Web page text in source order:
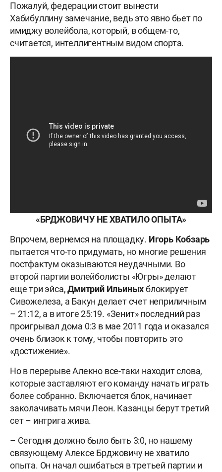
Пожалуй, федерации стоит вынести
Хабибуллину замечание, ведь это явно бьет по
имиджу волейбола, который, в общем-то,
считается, интеллигентным видом спорта.
«БРДЖОВИЧУ НЕ ХВАТИЛО ОПЫТА»
Впрочем, вернемся на площадку. Игорь Кобзарь
пытается что-то придумать, но многие решения
постфактум оказываются неудачными. Во
второй партии волейболисты «Югры» делают
еще три эйса,Дмитрий Ильиныхблокирует
Сивожелеза, а Бакун делает счет неприличным
– 21:12, а в итоге 25:19. «Зенит» последний раз
проигрывал дома 0:3 в мае 2011 года и оказался
очень близок к тому, чтобы повторить это
«достижение».
Но в перерыве Алекно все-таки находит слова,
которые заставляют его команду начать играть
более собранно. Включается блок, начинает
заколачивать мячи Леон. Казанцы берут третий
сет – интрига жива.
– Сегодня должно было быть 3:0, но нашему
связующему Алексе Брджовичу не хватило
опыта. Он начал ошибаться в третьей партии и